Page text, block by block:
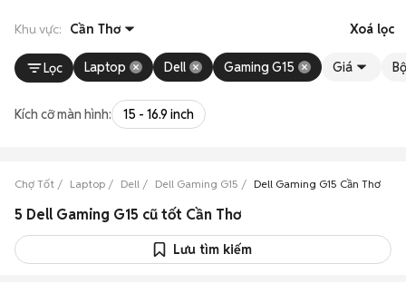
Khu vực: Cần Thơ Xoá lọc
Lọc Laptop Dell Gaming G15 Giá
Kích cỡ màn hình: 15 - 16.9 inch
Chợ Tốt Laptop Dell Dell Gaming G15 Dell Gaming G15 Cần Thơ
5 Dell Gaming G15 cũ tốt Cần Thơ
Lưu tìm kiếm